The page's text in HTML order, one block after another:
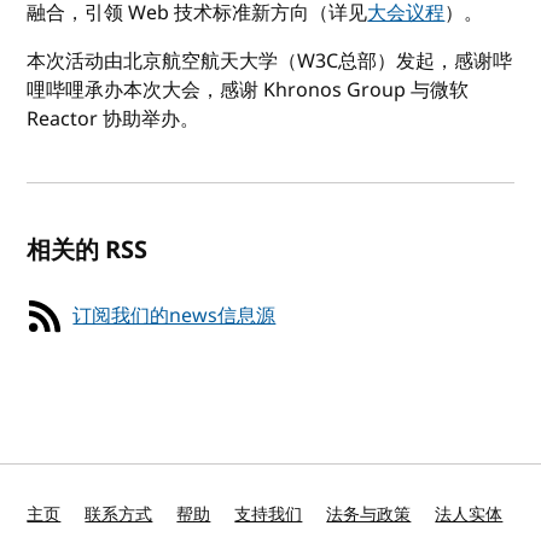
融合，引领 Web 技术标准新方向（详见大会议程）。
本次活动由北京航空航天大学（W3C总部）发起，感谢哔
哩哔哩承办本次大会，感谢 Khronos Group 与微软
Reactor 协助举办。
相关的 RSS
订阅我们的news信息源
主页 联系方式 帮助 支持我们 法务与政策 法人实体